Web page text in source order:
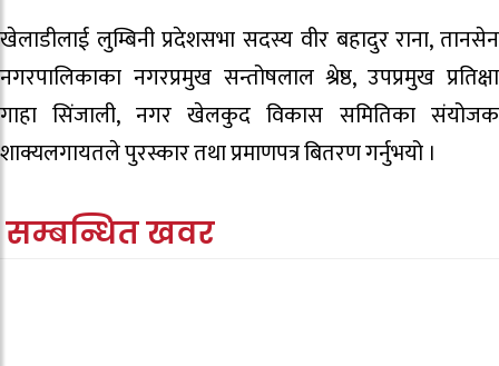
खेलाडीलाई लुम्बिनी प्रदेशसभा सदस्य वीर बहादुर राना, तानसेन
नगरपालिकाका नगरप्रमुख सन्तोषलाल श्रेष्ठ, उपप्रमुख प्रतिक्षा
गाहा सिंजाली, नगर खेलकुद विकास समितिका संयोजक
शाक्यलगायतले पुरस्कार तथा प्रमाणपत्र बितरण गर्नुभयो ।
सम्बन्धित खवर